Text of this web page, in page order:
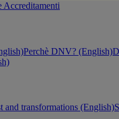
Accreditamenti
Perchè DNV? (English)
and transformations (English)